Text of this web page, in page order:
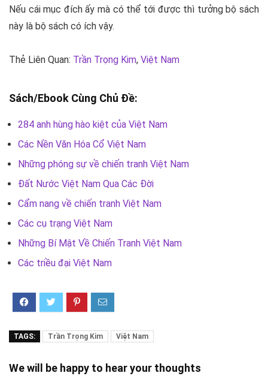
Nếu cái mục đích ấy mà có thể tới được thì tưởng bộ sách
này là bộ sách có ích vậy.
Thẻ Liên Quan: Trần Trọng Kim, Việt Nam
Sách/Ebook Cùng Chủ Đề:
284 anh hùng hào kiệt của Việt Nam
Các Nền Văn Hóa Cổ Việt Nam
Những phóng sự về chiến tranh Việt Nam
Đất Nước Việt Nam Qua Các Đời
Cẩm nang về chiến tranh Việt Nam
Các cụ trạng Việt Nam
Những Bí Mật Về Chiến Tranh Việt Nam
Các triều đại Việt Nam
TAGS: Trần Trọng Kim Việt Nam
We will be happy to hear your thoughts